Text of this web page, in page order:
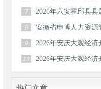
告
7
2026年六安霍邱县县
聘工作
8
安徽省申博人力资源
分公司
9
2026年安庆大观经济
公开招
10
2026年安庆大观经济
公开招